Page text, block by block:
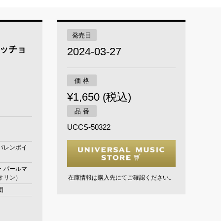
チョ
レンボイ
パールマ
ン）
発売日
2024-03-27
価 格
¥1,650 (税込)
品 番
UCCS-50322
在庫情報は購入先にてご確認ください。